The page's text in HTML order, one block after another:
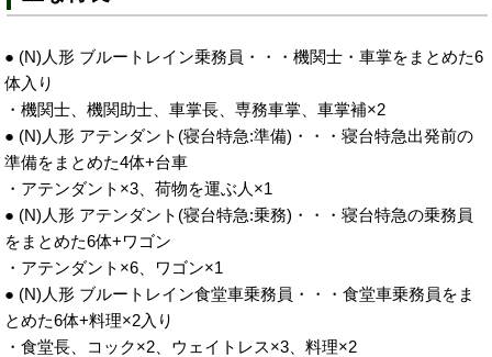
● (N)人形 ブルートレイン乗務員・・・機関士・車掌をまとめた6
体入り
・機関士、機関助士、車掌長、専務車掌、車掌補×2
● (N)人形 アテンダント(寝台特急:準備)・・・寝台特急出発前の
準備をまとめた4体+台車
・アテンダント×3、荷物を運ぶ人×1
● (N)人形 アテンダント(寝台特急:乗務)・・・寝台特急の乗務員
をまとめた6体+ワゴン
・アテンダント×6、ワゴン×1
● (N)人形 ブルートレイン食堂車乗務員・・・食堂車乗務員をま
とめた6体+料理×2入り
・食堂長、コック×2、ウェイトレス×3、料理×2